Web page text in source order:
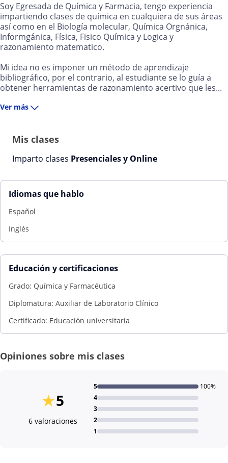
Soy Egresada de Química y Farmacia, tengo experiencia
impartiendo clases de química en cualquiera de sus áreas
así como en el Biología molecular, Química Orgnánica,
Informgánica, Física, Fisico Química y Logica y
razonamiento matematico.
Mi idea no es imponer un método de aprendizaje
bibliográfico, por el contrario, al estudiante se lo guía a
obtener herramientas de razonamiento acertivo que les...
Ver más
Mis clases
Imparto clases Presenciales y Online
Idiomas que hablo
Español
Inglés
Educación y certificaciones
Grado: Química y Farmacéutica
Diplomatura: Auxiliar de Laboratorio Clínico
Certificado: Educación universitaria
Opiniones sobre mis clases
5
★
6 valoraciones
1
2
3
4
5 100%